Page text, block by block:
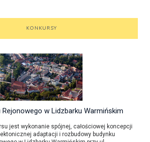
KONKURSY
Rejonowego w Lidzbarku Warmińskim
jest wykonanie spójnej, całościowej koncepcji
adaptacji i rozbudowy budynku